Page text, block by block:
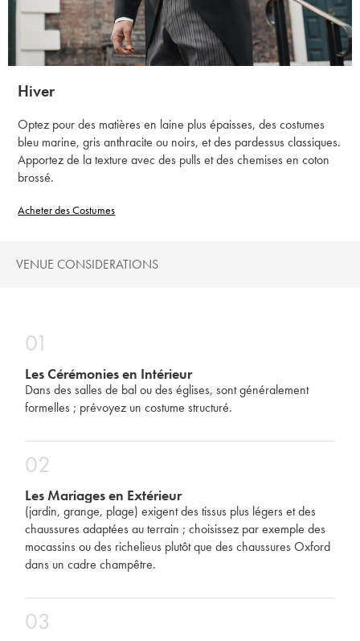
Hiver
Optez pour des matières en laine plus épaisses, des costumes
bleu marine, gris anthracite ou noirs, et des pardessus classiques.
Apportez de la texture avec des pulls et des chemises en coton
brossé.
Acheter des Costumes
VENUE CONSIDERATIONS
01
Les Cérémonies en Intérieur
Dans des salles de bal ou des églises, sont généralement
formelles ; prévoyez un costume structuré.
02
Les Mariages en Extérieur
(jardin, grange, plage) exigent des tissus plus légers et des
chaussures adaptées au terrain ; choisissez par exemple des
mocassins ou des richelieus plutôt que des chaussures Oxford
dans un cadre champêtre.
03